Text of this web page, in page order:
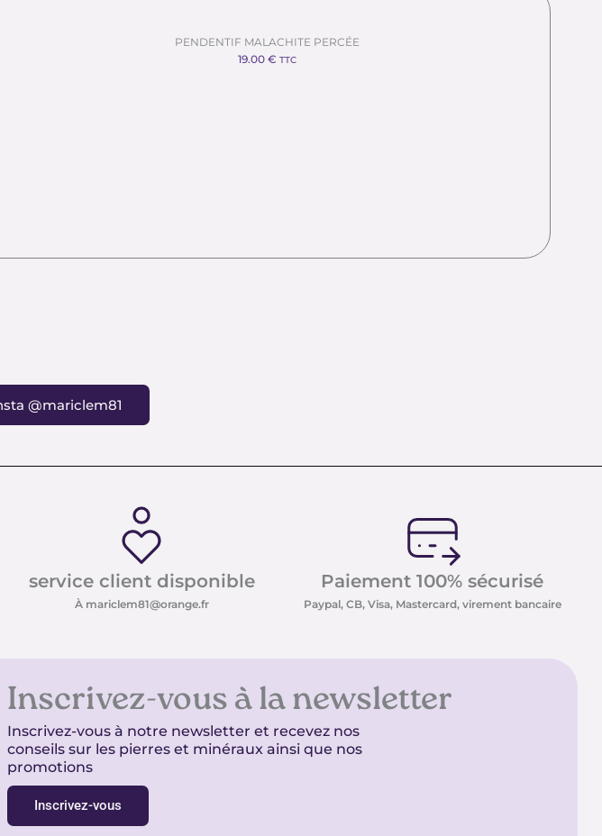
PENDENTIF MALACHITE PERCÉE
19.00€ TTC
@mariclem81
service client disponible
À mariclem81@orange.fr
Paiement 100% sécurisé
Paypal, CB, Visa, Mastercard, virement bancaire
Inscrivez-vous à la newsletter
Inscrivez-vous à notre newsletter et recevez nos
conseils sur les pierres et minéraux ainsi que nos
promotions
Inscrivez-vous